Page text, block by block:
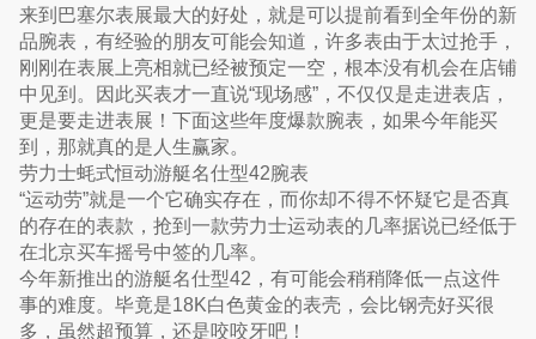
来到巴塞尔表展最大的好处，就是可以提前看到全年份的新
品腕表，有经验的朋友可能会知道，许多表由于太过抢手，
刚刚在表展上亮相就已经被预定一空，根本没有机会在店铺
中见到。因此买表才一直说“现场感”，不仅仅是走进表店，
更是要走进表展！下面这些年度爆款腕表，如果今年能买
到，那就真的是人生赢家。
劳力士蚝式恒动游艇名仕型42腕表
“运动劳”就是一个它确实存在，而你却不得不怀疑它是否真
的存在的表款，抢到一款劳力士运动表的几率据说已经低于
在北京买车摇号中签的几率。
今年新推出的游艇名仕型42，有可能会稍稍降低一点这件
事的难度。毕竟是18K白色黄金的表壳，会比钢壳好买很
多，虽然超预算，还是咬咬牙吧！